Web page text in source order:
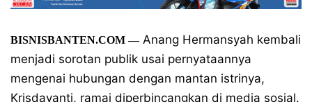
BISNISBANTEN.COM—Anang Hermansyah kembali
menjadi sorotan publik usai pernyataannya
mengenai hubungan dengan mantan istrinya,
Krisdayanti, ramai diperbincangkan di media sosial.